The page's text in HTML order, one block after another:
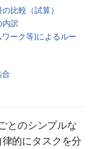
比較（試算）
訳
ーク等)によるルー
とのシンプルな
的にタスクを分